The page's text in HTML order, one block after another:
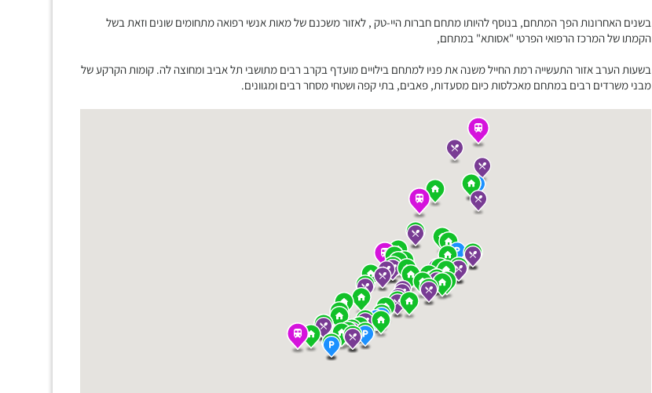
בשנים האחרונות הפך המתחם, בנוסף להיותו מתחם חברות היי-טק , לאזור משכנם של מאות אנשי רפואה מתחומים שונים וזאת בשל
הקמתו של המרכז הרפואי הפרטי "אסותא" במתחם,
בשעות הערב אזור התעשייה רמת החייל משנה את פניו למתחם בילויים מועדף בקרב רבים מתושבי תל אביב ומחוצה לה. קומות הקרקע של
מבני משרדים רבים במתחם מאכלסות כיום מסעדות, פאבים, בתי קפה ושטחי מסחר רבים ומגוונים.